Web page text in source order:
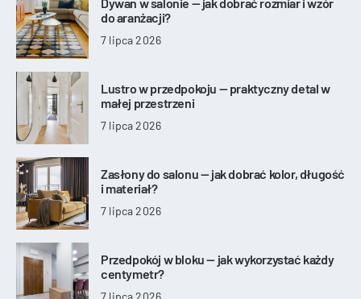
do aranżacji?
7 lipca 2026
Lustro w przedpokoju — praktyczny detal w
małej przestrzeni
7 lipca 2026
Zasłony do salonu — jak dobrać kolor, długość
i materiał?
7 lipca 2026
Przedpokój w bloku — jak wykorzystać każdy
centymetr?
7 lipca 2026